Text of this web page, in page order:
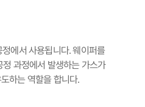
에서 사용됩니다. 웨이퍼를
과정에서 발생하는 가스가
하는 역할을 합니다.